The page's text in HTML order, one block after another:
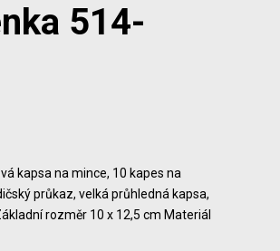
514-
kapsa na mince, 10 kapes na
průkaz, velká průhledná kapsa,
rozměr 10 x 12,5 cm Materiál